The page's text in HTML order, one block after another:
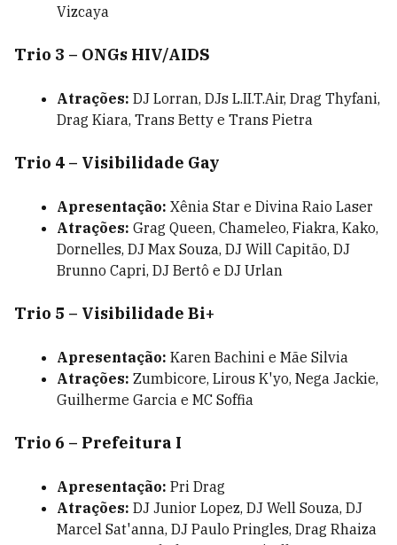
Vizcaya
Trio 3 – ONGs HIV/AIDS
Atrações: DJ Lorran, DJs L.II.T.Air, Drag Thyfani,
Drag Kiara, Trans Betty e Trans Pietra
Trio 4 – Visibilidade Gay
Apresentação: Xênia Star e Divina Raio Laser
Atrações: Grag Queen, Chameleo, Fiakra, Kako,
Dornelles, DJ Max Souza, DJ Will Capitão, DJ
Brunno Capri, DJ Bertô e DJ Urlan
Trio 5 – Visibilidade Bi+
Apresentação: Karen Bachini e Mãe Silvia
Atrações: Zumbicore, Lirous K'yo, Nega Jackie,
Guilherme Garcia e MC Soffia
Trio 6 – Prefeitura I
Apresentação: Pri Drag
Atrações: DJ Junior Lopez, DJ Well Souza, DJ
Marcel Sat'anna, DJ Paulo Pringles, Drag Rhaiza